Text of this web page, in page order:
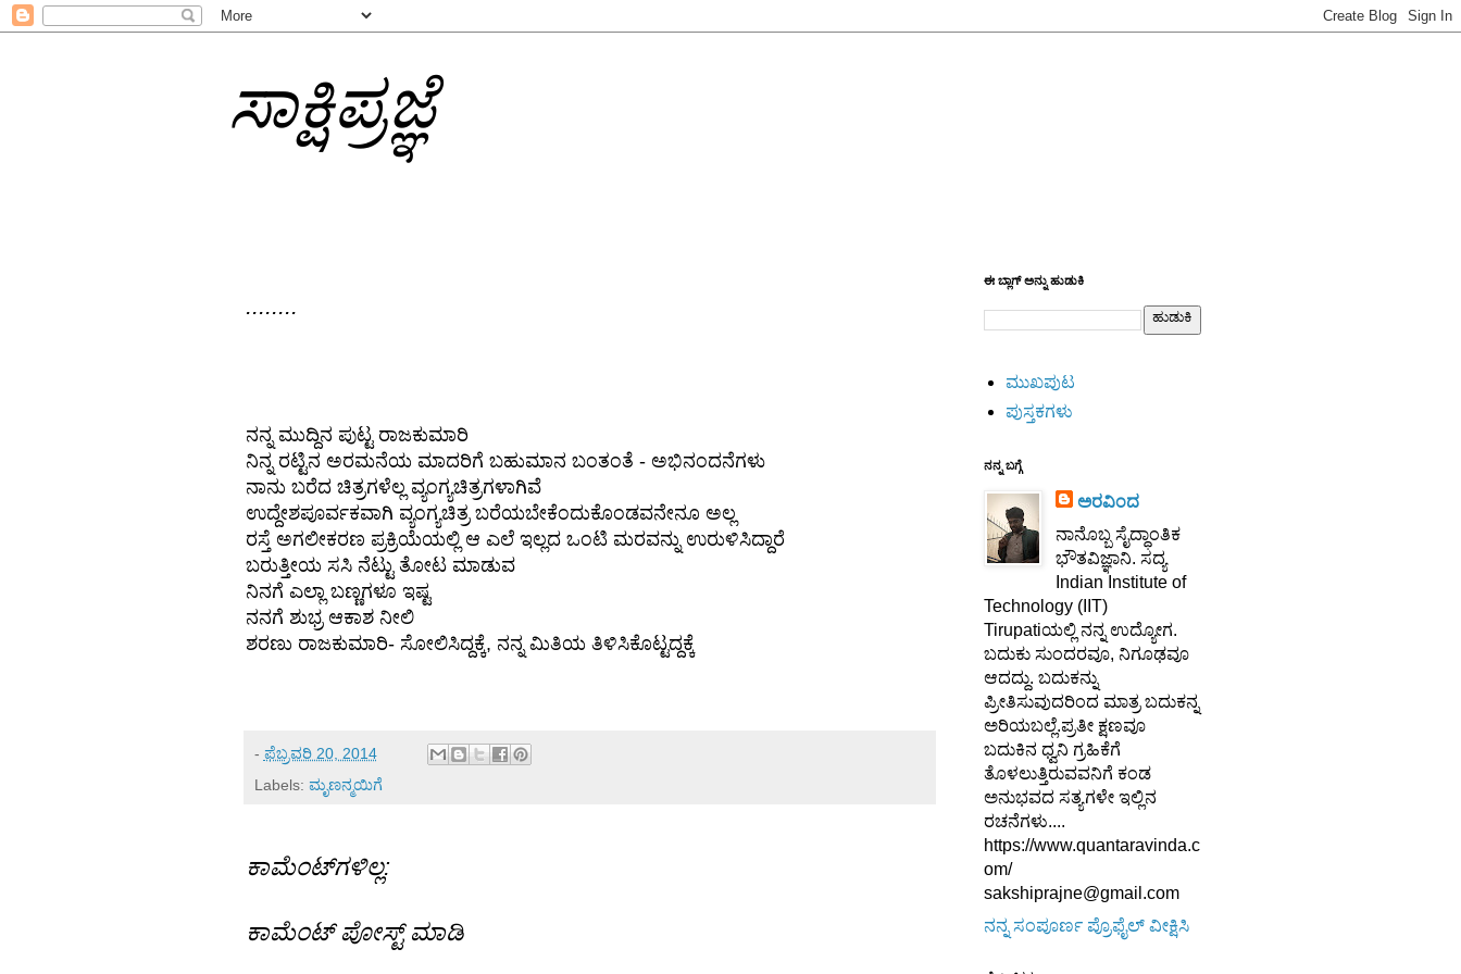
ಸಾಕ್ಷಿಪ್ರಜ್ಞೆ
........
ನನ್ನ ಮುದ್ದಿನ ಪುಟ್ಟ ರಾಜಕುಮಾರಿ
ನಿನ್ನ ರಟ್ಟಿನ ಅರಮನೆಯ ಮಾದರಿಗೆ ಬಹುಮಾನ ಬಂತಂತೆ - ಅಭಿನಂದನೆಗಳು
ನಾನು ಬರೆದ ಚಿತ್ರಗಳೆಲ್ಲ ವ್ಯಂಗ್ಯಚಿತ್ರಗಳಾಗಿವೆ
ಉದ್ದೇಶಪೂರ್ವಕವಾಗಿ ವ್ಯಂಗ್ಯಚಿತ್ರ ಬರೆಯಬೇಕೆಂದುಕೊಂಡವನೇನೂ ಅಲ್ಲ
ರಸ್ತೆ ಅಗಲೀಕರಣ ಪ್ರಕ್ರಿಯೆಯಲ್ಲಿ ಆ ಎಲೆ ಇಲ್ಲದ ಒಂಟಿ ಮರವನ್ನು ಉರುಳಿಸಿದ್ದಾರೆ
ಬರುತ್ತೀಯ ಸಸಿ ನೆಟ್ಟು ತೋಟ ಮಾಡುವ
ನಿನಗೆ ಎಲ್ಲಾ ಬಣ್ಣಗಳೂ ಇಷ್ಟ
ನನಗೆ ಶುಭ್ರ ಆಕಾಶ ನೀಲಿ
ಶರಣು ರಾಜಕುಮಾರಿ- ಸೋಲಿಸಿದ್ದಕ್ಕೆ, ನನ್ನ ಮಿತಿಯ ತಿಳಿಸಿಕೊಟ್ಟದ್ದಕ್ಕೆ
- ಫೆಬ್ರವರಿ 20, 2014
Labels: ಮೃಣನ್ಮಯಿಗೆ
ಕಾಮೆಂಟ್‌ಗಳಿಲ್ಲ:
ಕಾಮೆಂಟ್‌‌ ಪೋಸ್ಟ್‌ ಮಾಡಿ
ಈ ಬ್ಲಾಗ್ ಅನ್ನು ಹುಡುಕಿ
ಮುಖಪುಟ
ಪುಸ್ತಕಗಳು
ನನ್ನ ಬಗ್ಗೆ
ಅರವಿಂದ
ನಾನೊಬ್ಬ ಸೈದ್ಧಾಂತಿಕ
ಭೌತವಿಜ್ಞಾನಿ. ಸದ್ಯ
Indian Institute of
Technology (IIT)
Tirupatiಯಲ್ಲಿ ನನ್ನ ಉದ್ಯೋಗ.
ಬದುಕು ಸುಂದರವೂ, ನಿಗೂಢವೂ
ಆದದ್ದು. ಬದುಕನ್ನು
ಪ್ರೀತಿಸುವುದರಿಂದ ಮಾತ್ರ ಬದುಕನ್ನ
ಅರಿಯಬಲ್ಲೆ.ಪ್ರತೀ ಕ್ಷಣವೂ
ಬದುಕಿನ ಧ್ವನಿ ಗ್ರಹಿಕೆಗೆ
ತೊಳಲುತ್ತಿರುವವನಿಗೆ ಕಂಡ
ಅನುಭವದ ಸತ್ಯಗಳೇ ಇಲ್ಲಿನ
ರಚನೆಗಳು....
https://www.quantaravinda.c
om/
sakshiprajne@gmail.com
ನನ್ನ ಸಂಪೂರ್ಣ ಪ್ರೊಫೈಲ್ ವೀಕ್ಷಿಸಿ